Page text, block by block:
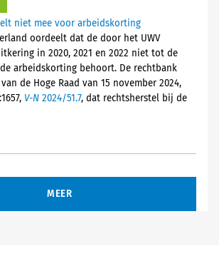
niet mee voor arbeidskorting
oordeelt dat de door het UWV
in 2020, 2021 en 2022 niet tot de
arbeidskorting behoort. De rechtbank
de Hoge Raad van 15 november 2024,
V-N 2024/51.7, dat rechtsherstel bij de
MEER